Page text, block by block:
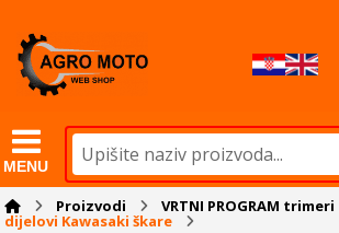
MENU
Proizvodi VRTNI PROGRAM trimeri
dijelovi Kawasaki škare